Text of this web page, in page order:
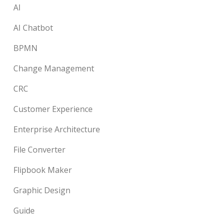
AI
AI Chatbot
BPMN
Change Management
CRC
Customer Experience
Enterprise Architecture
File Converter
Flipbook Maker
Graphic Design
Guide